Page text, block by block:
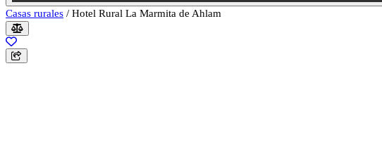
Casas rurales / Hotel Rural La Marmita de Ahlam